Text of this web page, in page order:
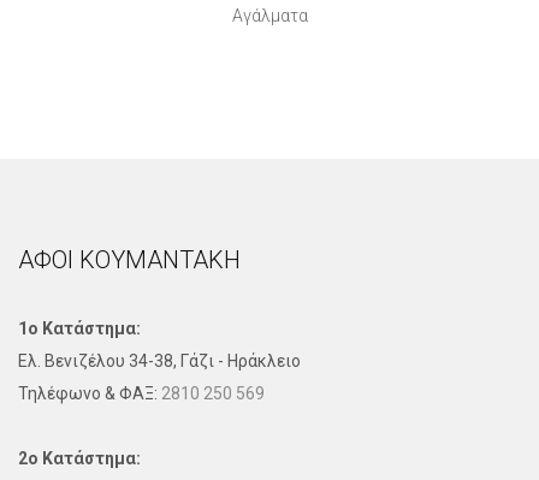
Αγάλματα
ΑΦΟΙ ΚΟΥΜΑΝΤΑΚΗ
1ο Κατάστημα:
Ελ. Βενιζέλου 34-38, Γάζι - Ηράκλειο
Τηλέφωνo & ΦΑΞ: 2810 250 569
2ο Κατάστημα: